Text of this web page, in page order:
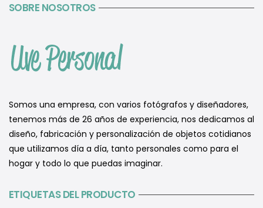
SOBRE NOSOTROS
Somos una empresa, con varios fotógrafos y diseñadores,
tenemos más de 26 años de experiencia, nos dedicamos al
diseño, fabricación y personalización de objetos cotidianos
que utilizamos día a día, tanto personales como para el
hogar y todo lo que puedas imaginar.
ETIQUETAS DEL PRODUCTO